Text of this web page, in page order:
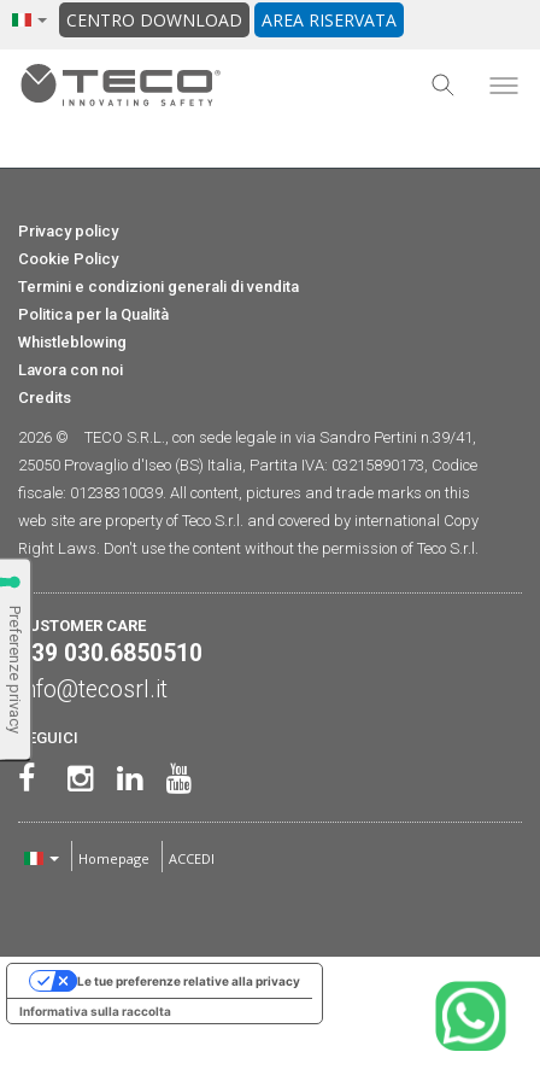
CENTRO DOWNLOAD AREA RISERVATA
Privacy policy
Cookie Policy
Termini e condizioni generali di vendita
Politica per la Qualità
Whistleblowing
Lavora con noi
Credits
2026 ©
TECO S.R.L., con sede legale in via Sandro Pertini n.39/41,
25050 Provaglio d'Iseo (BS) Italia, Partita IVA: 03215890173, Codice
fiscale: 01238310039. All content, pictures and trade marks on this
web site are property of Teco S.r.l. and covered by international Copy
Right Laws. Don't use the content without the permission of Teco S.r.l.
CUSTOMER CARE
+39 030.6850510
info@tecosrl.it
SEGUICI
Homepage ACCEDI
Informativa sulla raccolta
Le tue preferenze relative alla privacy